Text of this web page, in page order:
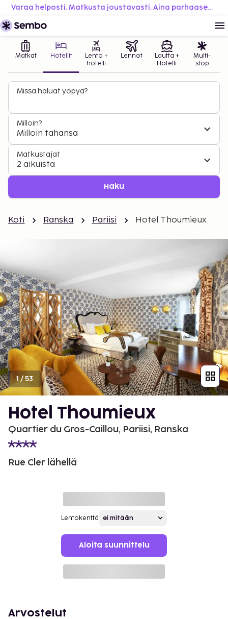
Varaa helposti. Matkusta joustavasti. Aina parhaaseen hintaan.
Matkat Hotellit
Lento +
hotelli
Lennot
Lautta +
Hotelli
Multi-
stop
Missä haluat yöpyä?
Milloin?
Milloin tahansa
Matkustajat
2 aikuista
Haku
Koti Ranska Pariisi Hotel Thoumieux
1/53
Hotel Thoumieux
Quartier du Gros-Caillou, Pariisi, Ranska
Rue Cler lähellä
Lentokenttä
Aloita suunnittelu
Arvostelut